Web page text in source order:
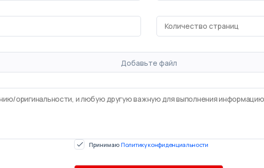
Добавьте файл
Принимаю Политику конфиденциальности